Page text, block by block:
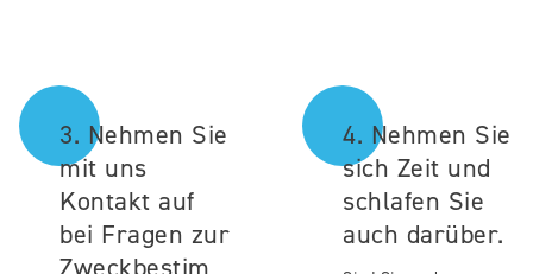
3. Nehmen Sie
mit uns
Kontakt auf
bei Fragen zur
4. Nehmen Sie
sich Zeit und
schlafen Sie
auch darüber.